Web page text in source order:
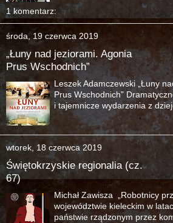
1 komentarz:
środa, 19 czerwca 2019
„Łuny nad jeziorami. Agonia
Prus Wschodnich”
Leszek Adamczewski „Łuny
Prus Wschodnich”
i tajemnicze wydarzenia z
wtorek, 18 czerwca 2019
Świętokrzyskie regionalia (cz.
67)
Michał Zawisza „Robotnicy
województwie kieleckim w
państwie rządzonym przez